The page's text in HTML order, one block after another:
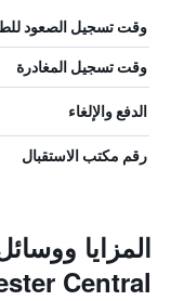
وقت تسجيل الصعود
وقت تسجيل المغادرة
الدفع والإلغاء
رقم مكتب الاستقبال
Central